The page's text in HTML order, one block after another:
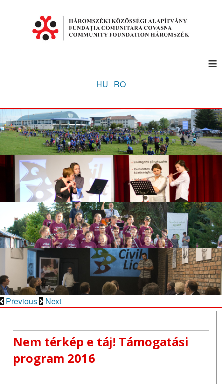
≡
HU | RO
Previous Next
Nem térkép e táj! Támogatási
program 2016